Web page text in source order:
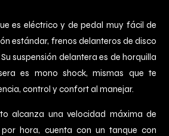
es eléctrico y de pedal muy fácil de
estándar, frenos delanteros de disco
suspensión delantera es de horquilla
es mono shock, mismas que te
control y confort al manejar.
alcanza una velocidad máxima de
por hora, cuenta con un tanque con